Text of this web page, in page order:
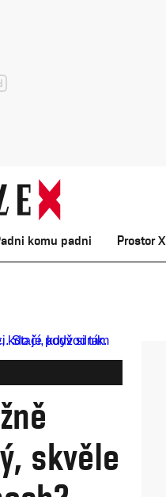
komu padni Prostor X
skvěle